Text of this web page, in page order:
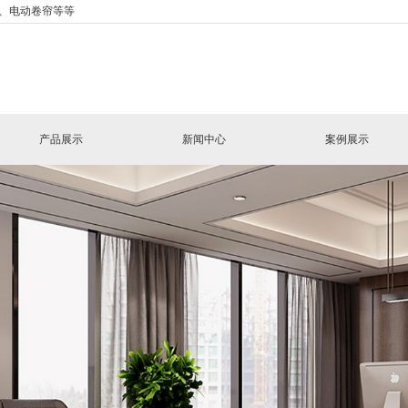
电动卷帘等等
产品展示 新闻中心 案例展示